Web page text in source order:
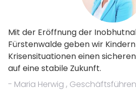
Mit der Eröffnung der
Fürstenwalde geben wir
Krisensituationen einen
auf eine stabile Zukunft.
- Maria Herwig ,